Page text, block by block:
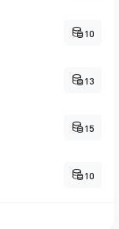
10
13
15
10